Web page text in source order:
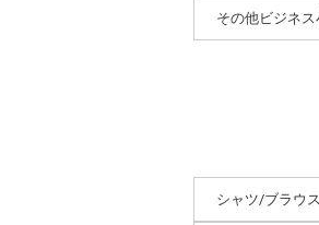
その他ビジネス
シャツ/ブラウス